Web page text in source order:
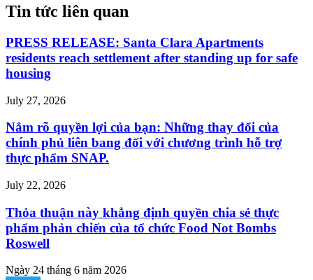
Tin tức liên quan
PRESS RELEASE: Santa Clara Apartments
residents reach settlement after standing up for safe
housing
July 27, 2026
Nắm rõ quyền lợi của bạn: Những thay đổi của
chính phủ liên bang đối với chương trình hỗ trợ
thực phẩm SNAP.
July 22, 2026
Thỏa thuận này khẳng định quyền chia sẻ thực
phẩm phản chiến của tổ chức Food Not Bombs
Roswell
Ngày 24 tháng 6 năm 2026